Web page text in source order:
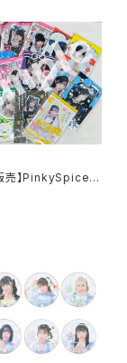
売】PinkySpiceデ